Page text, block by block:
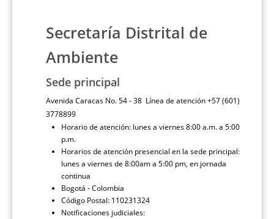
Secretaría Distrital de
Ambiente
Sede principal
Avenida Caracas No. 54 - 38 Línea de atención +57 (601)
3778899
Horario de atención: lunes a viernes 8:00 a.m. a 5:00
p.m.
Horarios de atención presencial en la sede principal:
lunes a viernes de 8:00am a 5:00 pm, en jornada
continua
Bogotá - Colombia
Código Postal: 110231324
Notificaciones judiciales: